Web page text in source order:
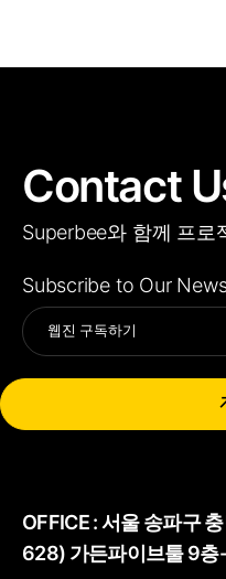
Contact
Superbee와 함께 프로
Subscribe to Our
Alternative:
OFFICE :서울 송파구
628) 가든파이브툴 9층